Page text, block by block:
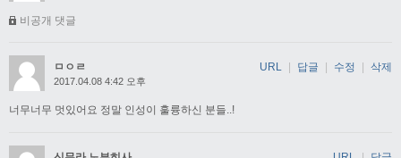
비공개 댓글
ㅁㅇㄹ
2017.04.08 4:42 오후
너무너무 멋있어요 정말 인성이 훌륭하신 분들..!
URL 답글 수정 삭제